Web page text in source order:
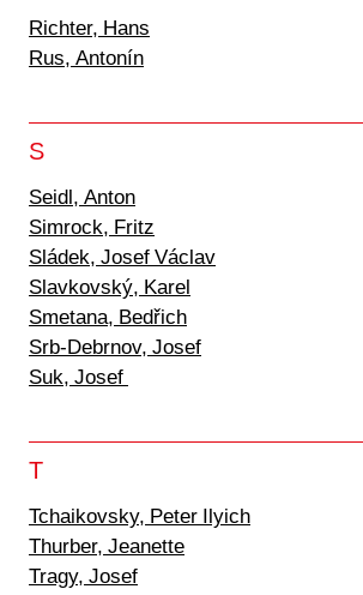
Richter, Hans
Rus, Antonín
S
Seidl, Anton
Simrock, Fritz
Sládek, Josef Václav
Slavkovský, Karel
Smetana, Bedřich
Srb-Debrnov, Josef
Suk, Josef
T
Tchaikovsky, Peter Ilyich
Thurber, Jeanette
Tragy, Josef